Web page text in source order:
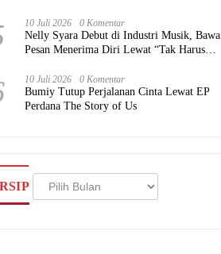
10 Juli 2026 0 Komentar
Nelly Syara Debut di Industri Musik, Bawa
Pesan Menerima Diri Lewat “Tak Harus
10 Juli 2026 0 Komentar
Bumiy Tutup Perjalanan Cinta Lewat EP
Perdana The Story of Us
Arsip